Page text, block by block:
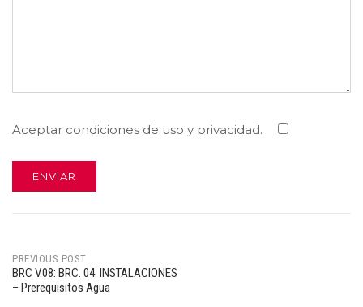
Aceptar condiciones de uso y privacidad.
Post
PREVIOUS POST
BRC V.08: BRC. 04. INSTALACIONES
– Prerequisitos Agua